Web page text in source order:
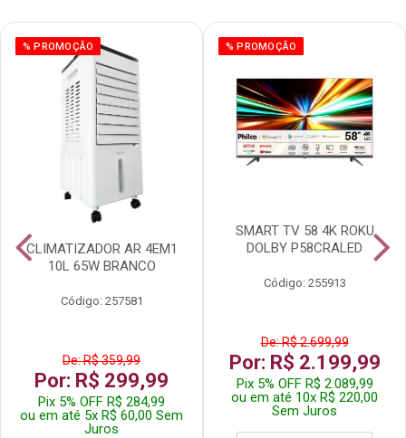
% PROMOÇÃO
CLIMATIZADOR AR 4EM1
10L 65W BRANCO
Código: 257581
De: R$ 359,99
Por: R$ 299,99
Pix 5% OFF R$ 284,99
ou em até 5x R$ 60,00 Sem
Juros
% PROMOÇÃO
SMART TV 58 4K ROKU
DOLBY P58CRALED
Código: 255913
De: R$ 2.699,99
Por: R$ 2.199,99
Pix 5% OFF R$ 2.089,99
ou em até 10x R$ 220,00
Sem Juros